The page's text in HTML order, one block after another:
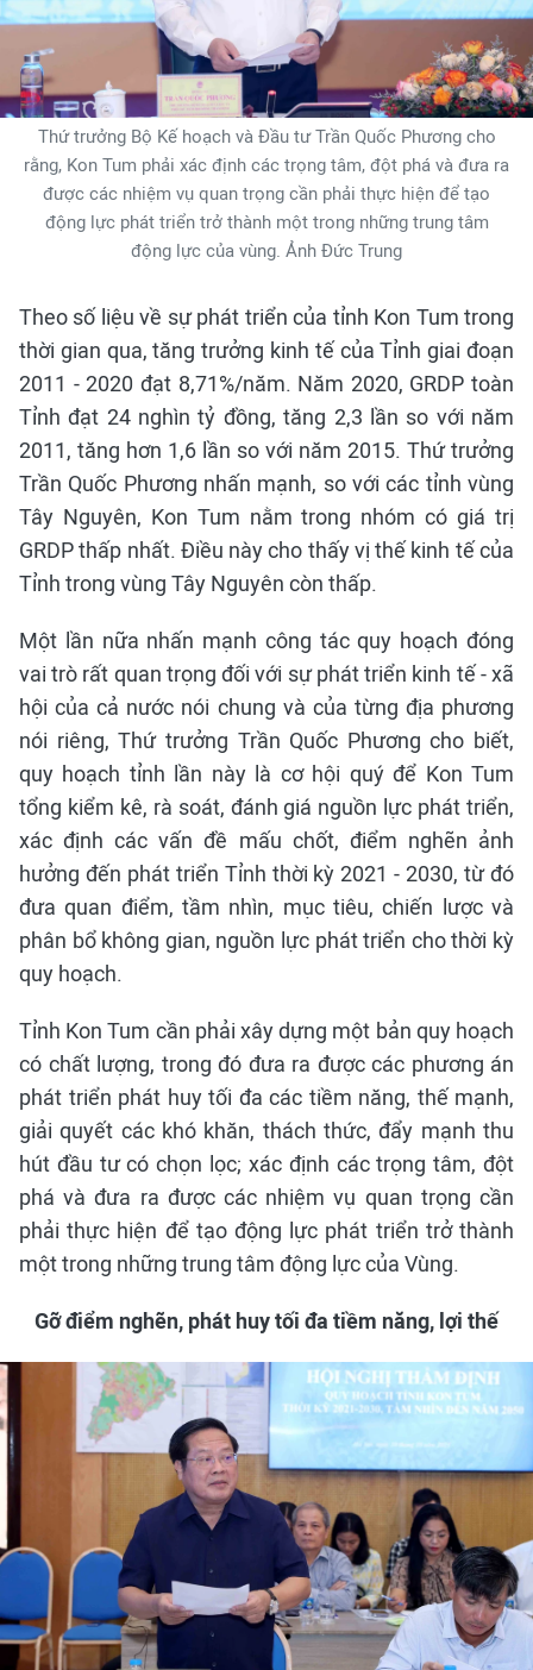
Thứ trưởng Bộ Kế hoạch và Đầu tư Trần Quốc Phương cho
rằng, Kon Tum phải xác định các trọng tâm, đột phá và đưa ra
được các nhiệm vụ quan trọng cần phải thực hiện để tạo
động lực phát triển trở thành một trong những trung tâm
động lực của vùng. Ảnh Đức Trung
Theo số liệu về sự phát triển của tỉnh Kon Tum trong
thời gian qua, tăng trưởng kinh tế của Tỉnh giai đoạn
2011 - 2020 đạt 8,71%/năm. Năm 2020, GRDP toàn
Tỉnh đạt 24 nghìn tỷ đồng, tăng 2,3 lần so với năm
2011, tăng hơn 1,6 lần so với năm 2015. Thứ trưởng
Trần Quốc Phương nhấn mạnh, so với các tỉnh vùng
Tây Nguyên, Kon Tum nằm trong nhóm có giá trị
GRDP thấp nhất. Điều này cho thấy vị thế kinh tế của
Tỉnh trong vùng Tây Nguyên còn thấp.
Một lần nữa nhấn mạnh công tác quy hoạch đóng
vai trò rất quan trọng đối với sự phát triển kinh tế - xã
hội của cả nước nói chung và của từng địa phương
nói riêng, Thứ trưởng Trần Quốc Phương cho biết,
quy hoạch tỉnh lần này là cơ hội quý để Kon Tum
tổng kiểm kê, rà soát, đánh giá nguồn lực phát triển,
xác định các vấn đề mấu chốt, điểm nghẽn ảnh
hưởng đến phát triển Tỉnh thời kỳ 2021 - 2030, từ đó
đưa quan điểm, tầm nhìn, mục tiêu, chiến lược và
phân bổ không gian, nguồn lực phát triển cho thời kỳ
quy hoạch.
Tỉnh Kon Tum cần phải xây dựng một bản quy hoạch
có chất lượng, trong đó đưa ra được các phương án
phát triển phát huy tối đa các tiềm năng, thế mạnh,
giải quyết các khó khăn, thách thức, đẩy mạnh thu
hút đầu tư có chọn lọc; xác định các trọng tâm, đột
phá và đưa ra được các nhiệm vụ quan trọng cần
phải thực hiện để tạo động lực phát triển trở thành
một trong những trung tâm động lực của Vùng.
Gỡ điểm nghẽn, phát huy tối đa tiềm năng, lợi thế